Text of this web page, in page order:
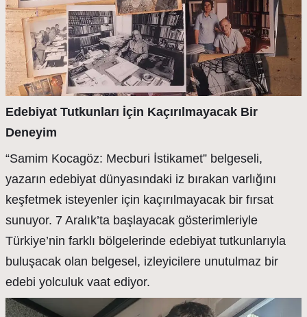
Edebiyat Tutkunları İçin Kaçırılmayacak Bir
Deneyim
“Samim Kocagöz: Mecburi İstikamet” belgeseli,
yazarın edebiyat dünyasındaki iz bırakan varlığını
keşfetmek isteyenler için kaçırılmayacak bir fırsat
sunuyor. 7 Aralık’ta başlayacak gösterimleriyle
Türkiye’nin farklı bölgelerinde edebiyat tutkunlarıyla
buluşacak olan belgesel, izleyicilere unutulmaz bir
edebi yolculuk vaat ediyor.